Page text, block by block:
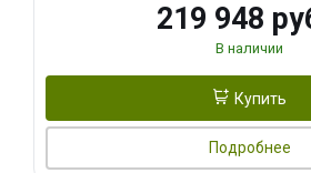
219 948
В наличии
Купить
Подробнее